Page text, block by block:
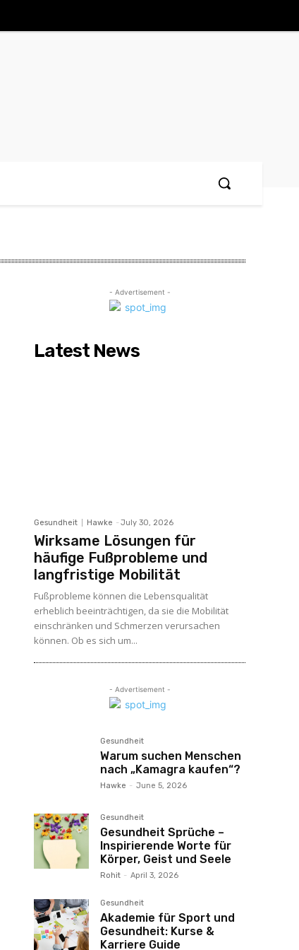
- Advertisement -
Latest News
Gesundheit Hawke - July 30, 2026
Wirksame Lösungen für
häufige Fußprobleme und
langfristige Mobilität
Fußprobleme können die Lebensqualität
erheblich beeinträchtigen, da sie die Mobilität
einschränken und Schmerzen verursachen
können. Ob es sich um...
- Advertisement -
Gesundheit
Warum suchen Menschen
nach „Kamagra kaufen“?
Hawke - June 5, 2026
Gesundheit
Gesundheit Sprüche –
Inspirierende Worte für
Körper, Geist und Seele
Rohit - April 3, 2026
Gesundheit
Akademie für Sport und
Gesundheit: Kurse &
Karriere Guide